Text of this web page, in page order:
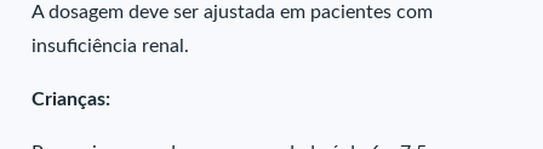
A dosagem deve ser ajustada em pacientes com
insuficiência renal.
Crianças: